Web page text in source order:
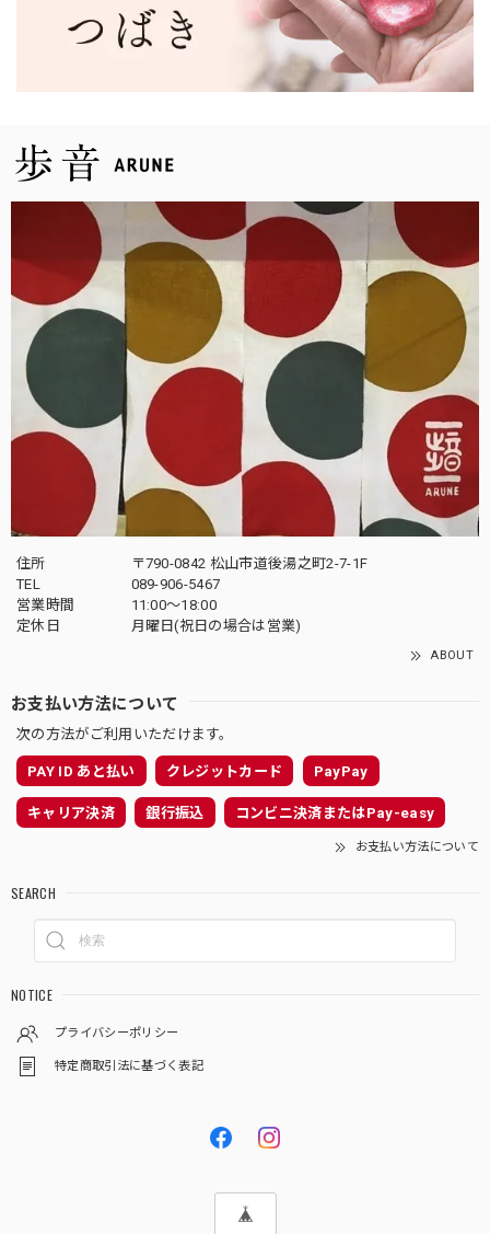
住所
〒790-0842 松山市道後湯之町2-7-1F
TEL
089-906-5467
営業時間
11:00〜18:00
定休日
月曜日(祝日の場合は営業)
ABOUT
お支払い方法について
次の方法がご利用いただけます。
PAY ID あと払い クレジットカード PayPay
キャリア決済 銀行振込 コンビニ決済またはPay-easy
お支払い方法について
SEARCH
NOTICE
プライバシーポリシー
特定商取引法に基づく表記